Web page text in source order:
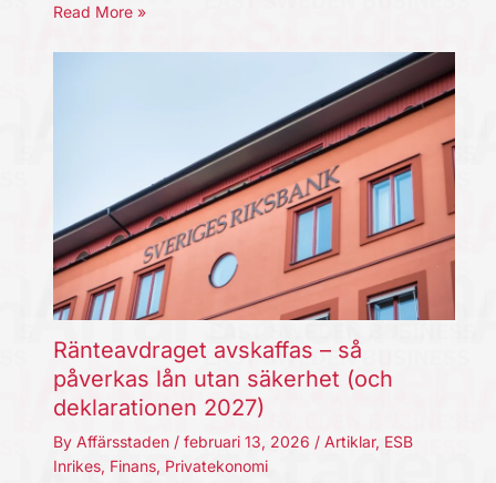
Read More »
Ränteavdraget avskaffas – så
påverkas lån utan säkerhet (och
deklarationen 2027)
By Affärsstaden / februari 13, 2026 / Artiklar, ESB
Inrikes, Finans, Privatekonomi